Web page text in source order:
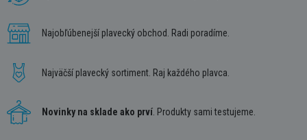
Najobľúbenejší plavecký obchod. Radi poradíme.
Najväčší plavecký sortiment. Raj každého plavca.
Novinky na sklade ako prví . Produkty sami testujeme.